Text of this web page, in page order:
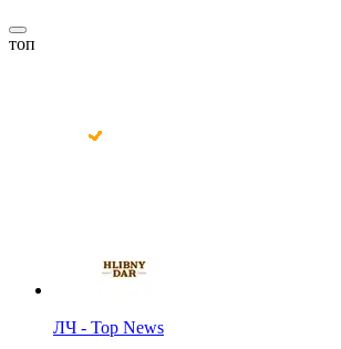
топ
ЛЧ - Top News